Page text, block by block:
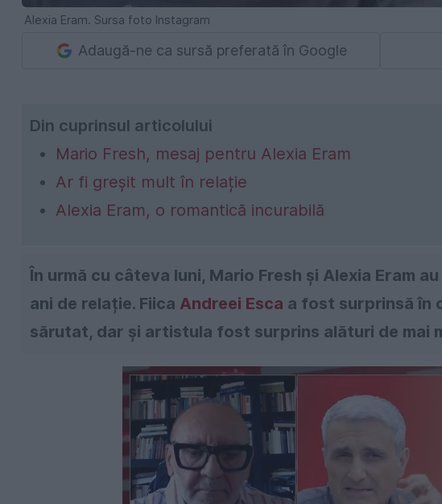
Alexia Eram. Sursa foto Instagram
Adaugă-ne ca sursă preferată în Google
Din cuprinsul articolului
Mario Fresh, mesaj pentru Alexia Eram
Ar fi greșit mult în relație
Alexia Eram, o romantică incurabilă
În urmă cu câteva luni, Mario Fresh și Alexia Eram
ani de relație. Fiica Andreei Esca a fost surprinsă în
sărutat, dar și artistula fost surprins alături de mai